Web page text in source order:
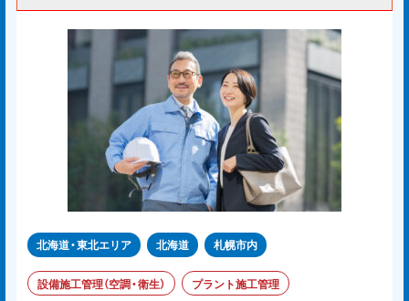
北海道・東北エリア 北海道 札幌市内
設備施工管理（空調・衛生） プラント施工管理